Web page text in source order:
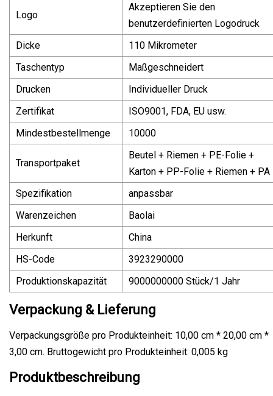
Logo
Akzeptieren Sie den
benutzerdefinierten Logodruck
Dicke
110 Mikrometer
Taschentyp
Maßgeschneidert
Drucken
Individueller Druck
Zertifikat
ISO9001, FDA, EU usw.
Mindestbestellmenge
10000
Transportpaket
Beutel + Riemen + PE-Folie +
Karton + PP-Folie + Riemen + PA
Spezifikation
anpassbar
Warenzeichen
Baolai
Herkunft
China
HS-Code
3923290000
Produktionskapazität
9000000000 Stück/1 Jahr
Verpackung & Lieferung
Verpackungsgröße pro Produkteinheit: 10,00 cm * 20,00 cm *
3,00 cm. Bruttogewicht pro Produkteinheit: 0,005 kg
Produktbeschreibung